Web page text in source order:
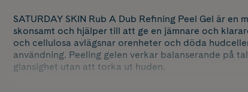
SATURDAY SKIN Rub A Dub Refining Peel Gel är
skonsamt och hjälper till att ge en jämnare och
och cellulosa avlägsnar orenheter och döda
användning. Peeling gelen verkar balanserande på
glansighet utan att torka ut huden.